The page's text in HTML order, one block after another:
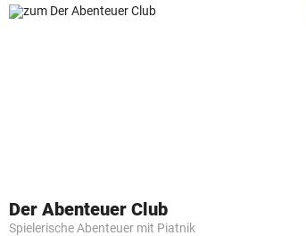
Der Abenteuer Club
Spielerische Abenteuer mit Piatnik